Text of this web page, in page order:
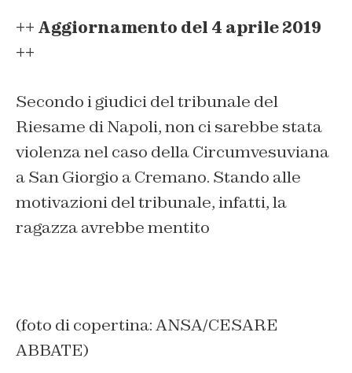
++ Aggiornamento del 4 aprile 2019
++
Secondo i giudici del tribunale del
Riesame di Napoli, non ci sarebbe stata
violenza nel caso della Circumvesuviana
a San Giorgio a Cremano. Stando alle
motivazioni del tribunale, infatti, la
ragazza avrebbe mentito
(foto di copertina: ANSA/CESARE
ABBATE)